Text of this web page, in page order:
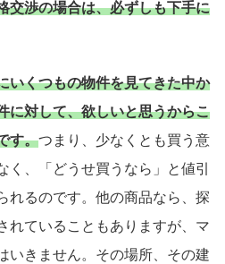
交渉の場合は、必ずしも下手に
いくつもの物件を見てきた中か
に対して、欲しいと思うからこ
す。つまり、少なくとも買う意
く、「どうせ買うなら」と値引
れるのです。他の商品なら、探
れていることもありますが、マ
いきません。その場所、その建